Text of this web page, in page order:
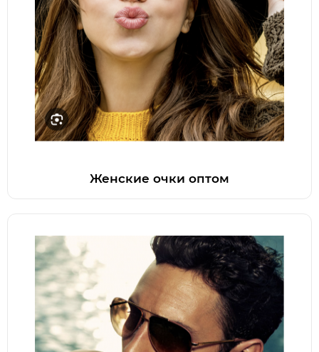
Женские очки оптом